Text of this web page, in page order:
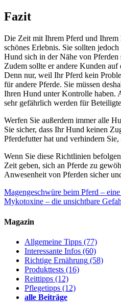
Fazit
Die Zeit mit Ihrem Pferd und
schönes Erlebnis. Sie sollten
Hund sich in der Nähe von
Zudem sollte er andere Kunden
Denn nur, weil Ihr Pferd kein
für andere Pferde. Sie müssen
Ihren Hund unter Kontrolle haben.
sehr gefährlich werden für
Werfen Sie außerdem immer alle
Sie sicher, dass Ihr Hund keinen
Pferdefutter hat und verhindern Sie,
Wenn Sie diese Richtlinien
Zeit geben, sich an Pferde zu
Anwesenheit von Pferden sicher
Magengeschwüre beim Pferd –
Mykotoxine – die unsichtbare
Magazin
Allgemeine Tipps (77)
Interessante Infos (60)
Richtige Ernährung (58)
Produkttests (16)
Reittipps (12)
Pflegetipps (12)
alle Beiträge